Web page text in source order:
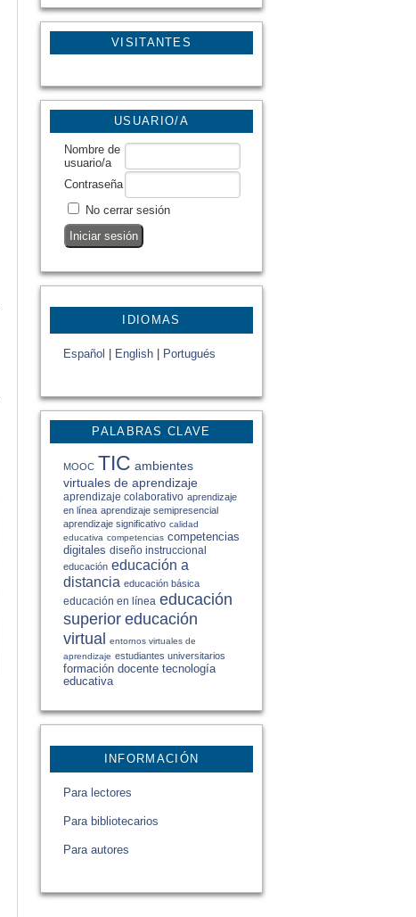
VISITANTES
USUARIO/A
Nombre de
usuario/a
Contraseña
No cerrar sesión
IDIOMAS
Español English Portugués
PALABRAS CLAVE
MOOC TIC ambientes
virtuales de aprendizaje
aprendizaje colaborativo aprendizaje
en línea aprendizaje semipresencial
aprendizaje significativo calidad
educativa competencias competencias
digitales diseño instruccional
educación educación a
distancia educación básica
educación en línea educación
superior educación
virtual entornos virtuales de
aprendizaje estudiantes universitarios
formación docente tecnología
educativa
INFORMACIÓN
Para lectores
Para bibliotecarios
Para autores